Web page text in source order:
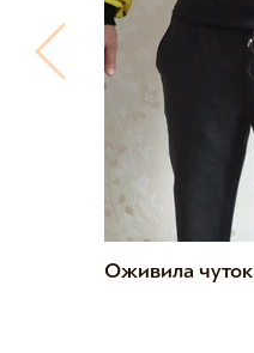
Оживила чуток